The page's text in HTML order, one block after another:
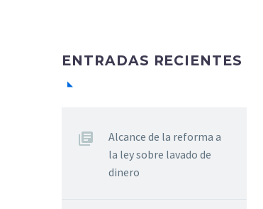
ENTRADAS RECIENTES
Alcance de la reforma a
la ley sobre lavado de
dinero